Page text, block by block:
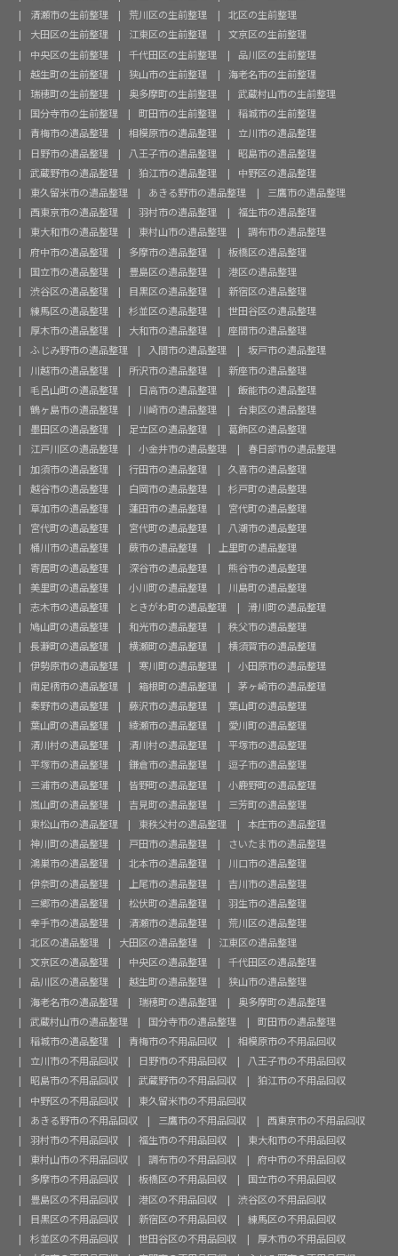
清瀬市の生前整理
荒川区の生前整理
北区の生前整理
大田区の生前整理
江東区の生前整理
文京区の生前整理
中央区の生前整理
千代田区の生前整理
品川区の生前整理
越生町の生前整理
狭山市の生前整理
海老名市の生前整理
瑞穂町の生前整理
奥多摩町の生前整理
武蔵村山市の生前整理
国分寺市の生前整理
町田市の生前整理
稲城市の生前整理
青梅市の遺品整理
相模原市の遺品整理
立川市の遺品整理
日野市の遺品整理
八王子市の遺品整理
昭島市の遺品整理
武蔵野市の遺品整理
狛江市の遺品整理
中野区の遺品整理
東久留米市の遺品整理
あきる野市の遺品整理
三鷹市の遺品整理
西東京市の遺品整理
羽村市の遺品整理
福生市の遺品整理
東大和市の遺品整理
東村山市の遺品整理
調布市の遺品整理
府中市の遺品整理
多摩市の遺品整理
板橋区の遺品整理
国立市の遺品整理
豊島区の遺品整理
港区の遺品整理
渋谷区の遺品整理
目黒区の遺品整理
新宿区の遺品整理
練馬区の遺品整理
杉並区の遺品整理
世田谷区の遺品整理
厚木市の遺品整理
大和市の遺品整理
座間市の遺品整理
ふじみ野市の遺品整理
入間市の遺品整理
坂戸市の遺品整理
川越市の遺品整理
所沢市の遺品整理
新座市の遺品整理
毛呂山町の遺品整理
日高市の遺品整理
飯能市の遺品整理
鶴ヶ島市の遺品整理
川崎市の遺品整理
台東区の遺品整理
墨田区の遺品整理
足立区の遺品整理
葛飾区の遺品整理
江戸川区の遺品整理
小金井市の遺品整理
春日部市の遺品整理
加須市の遺品整理
行田市の遺品整理
久喜市の遺品整理
越谷市の遺品整理
白岡市の遺品整理
杉戸町の遺品整理
草加市の遺品整理
蓮田市の遺品整理
宮代町の遺品整理
宮代町の遺品整理
宮代町の遺品整理
八潮市の遺品整理
桶川市の遺品整理
蕨市の遺品整理
上里町の遺品整理
寄居町の遺品整理
深谷市の遺品整理
熊谷市の遺品整理
美里町の遺品整理
小川町の遺品整理
川島町の遺品整理
志木市の遺品整理
ときがわ町の遺品整理
滑川町の遺品整理
鳩山町の遺品整理
和光市の遺品整理
秩父市の遺品整理
長瀞町の遺品整理
横瀬町の遺品整理
横須賀市の遺品整理
伊勢原市の遺品整理
寒川町の遺品整理
小田原市の遺品整理
南足柄市の遺品整理
箱根町の遺品整理
茅ヶ崎市の遺品整理
秦野市の遺品整理
藤沢市の遺品整理
葉山町の遺品整理
葉山町の遺品整理
綾瀬市の遺品整理
愛川町の遺品整理
清川村の遺品整理
清川村の遺品整理
平塚市の遺品整理
平塚市の遺品整理
鎌倉市の遺品整理
逗子市の遺品整理
三浦市の遺品整理
皆野町の遺品整理
小鹿野町の遺品整理
嵐山町の遺品整理
吉見町の遺品整理
三芳町の遺品整理
東松山市の遺品整理
東秩父村の遺品整理
本庄市の遺品整理
神川町の遺品整理
戸田市の遺品整理
さいたま市の遺品整理
鴻巣市の遺品整理
北本市の遺品整理
川口市の遺品整理
伊奈町の遺品整理
上尾市の遺品整理
吉川市の遺品整理
三郷市の遺品整理
松伏町の遺品整理
羽生市の遺品整理
幸手市の遺品整理
清瀬市の遺品整理
荒川区の遺品整理
北区の遺品整理
大田区の遺品整理
江東区の遺品整理
文京区の遺品整理
中央区の遺品整理
千代田区の遺品整理
品川区の遺品整理
越生町の遺品整理
狭山市の遺品整理
海老名市の遺品整理
瑞穂町の遺品整理
奥多摩町の遺品整理
武蔵村山市の遺品整理
国分寺市の遺品整理
町田市の遺品整理
稲城市の遺品整理
青梅市の不用品回収
相模原市の不用品回収
立川市の不用品回収
日野市の不用品回収
八王子市の不用品回収
昭島市の不用品回収
武蔵野市の不用品回収
狛江市の不用品回収
中野区の不用品回収
東久留米市の不用品回収
あきる野市の不用品回収
三鷹市の不用品回収
西東京市の不用品回収
羽村市の不用品回収
福生市の不用品回収
東大和市の不用品回収
東村山市の不用品回収
調布市の不用品回収
府中市の不用品回収
多摩市の不用品回収
板橋区の不用品回収
国立市の不用品回収
豊島区の不用品回収
港区の不用品回収
渋谷区の不用品回収
目黒区の不用品回収
新宿区の不用品回収
練馬区の不用品回収
杉並区の不用品回収
世田谷区の不用品回収
厚木市の不用品回収